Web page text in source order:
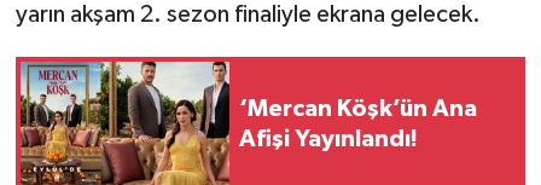
yarın akşam 2. sezon finaliyle ekrana gelecek.
‘Mercan Köşk’ün Ana
Afişi Yayınlandı!